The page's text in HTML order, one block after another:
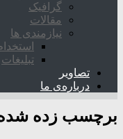
گرافیک
مقالات
نیازمندی ها
تبلیغات
تصاویر
درباره‌ی ما
برچسب زده شده